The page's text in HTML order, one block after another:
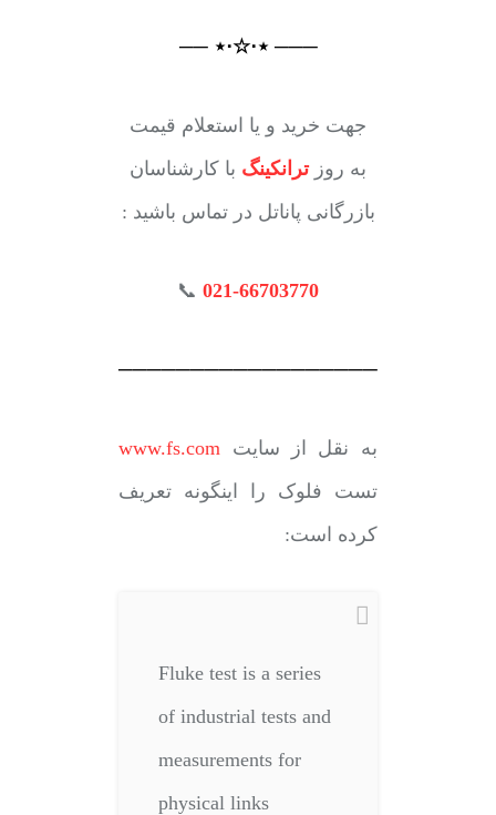
─── ⋆⋅☆⋅⋆ ──
جهت خرید و یا استعلام قیمت
به روزترانکینگ با کارشناسان
بازرگانی پاناتل در تماس باشید :
021-66703770
📞
──────────────────
به نقل از سایت www.fs.com
تست فلوک را اینگونه تعریف
کرده است:
Fluke test is a series
of industrial tests and
measurements for
physical links